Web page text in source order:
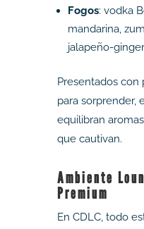
Fogos: vodka
mandarina,
jalapeño-
Presentados con
para sorprender,
equilibran
que cautivan.
Ambiente
Premium
En CDLC, todo